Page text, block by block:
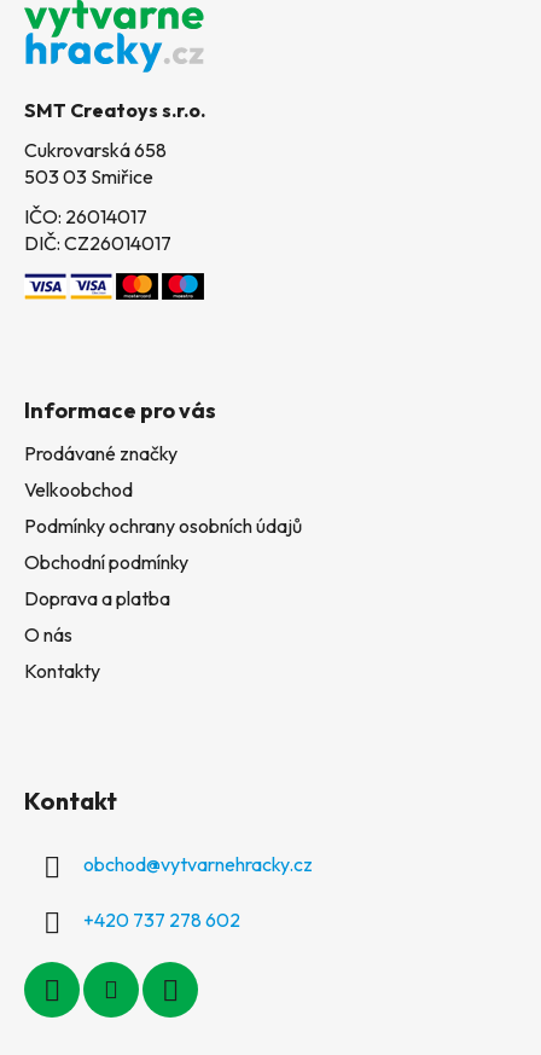
SMT Creatoys s.r.o.
Cukrovarská 658
503 03 Smiřice
IČO: 26014017
DIČ: CZ26014017
Informace pro vás
Prodávané značky
Velkoobchod
Podmínky ochrany osobních údajů
Obchodní podmínky
Doprava a platba
O nás
Kontakty
Kontakt
obchod@vytvarnehracky.cz
+420 737 278 602